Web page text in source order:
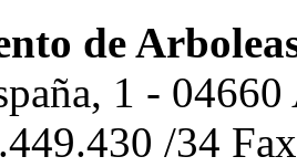
de
1 -
/34